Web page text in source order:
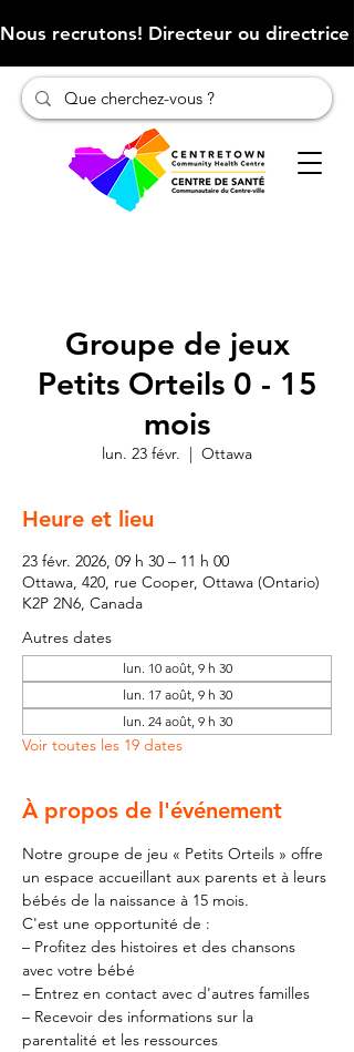
Nous recrutons! Directeur ou
Groupe de jeux
Petits Orteils 0 - 15
mois
lun. 23 févr.
  |
Ottawa
Heure et lieu
23 févr. 2026, 09 h 30 – 11 h 00
Ottawa, 420, rue Cooper, Ottawa (Ontario)
K2P 2N6, Canada
Autres dates
lun. 10 août, 9 h 30
lun. 17 août, 9 h 30
lun. 24 août, 9 h 30
Voir toutes les 19 dates
À propos de l'événement
Notre groupe de jeu « Petits Orteils » offre
un espace accueillant aux parents et à leurs
bébés de la naissance à 15 mois.
C'est une opportunité de :
– Profitez des histoires et des chansons
avec votre bébé
– Entrez en contact avec d'autres familles
– Recevoir des informations sur la
parentalité et les ressources